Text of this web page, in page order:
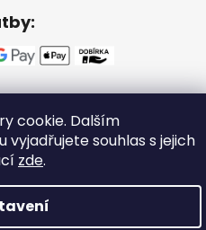
cookie. Dalším
souhlas s jejich
zde.
Shoptet
. Všechna práva